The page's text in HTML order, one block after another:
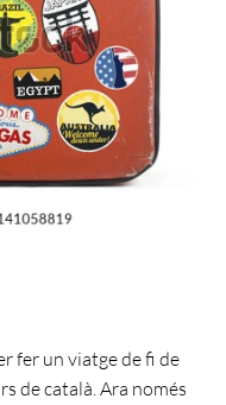
fer un viatge de fi de
de català. Ara només